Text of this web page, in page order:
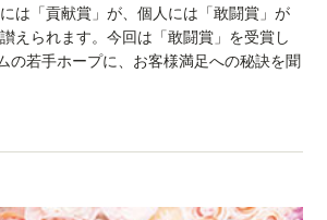
は「貢献賞」が、個人には「敢闘賞」が
えられます。今回は「敢闘賞」を受賞し
の若手ホープに、お客様満足への秘訣を聞